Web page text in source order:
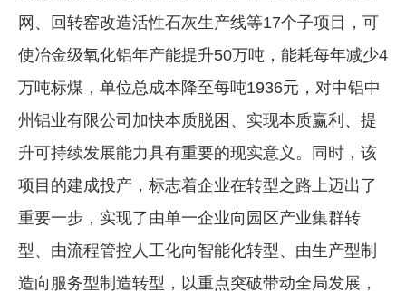
网、回转窑改造活性石灰生产线等17个子项目，可
使冶金级氧化铝年产能提升50万吨，能耗每年减少4
万吨标煤，单位总成本降至每吨1936元，对中铝中
州铝业有限公司加快本质脱困、实现本质赢利、提
升可持续发展能力具有重要的现实意义。同时，该
项目的建成投产，标志着企业在转型之路上迈出了
重要一步，实现了由单一企业向园区产业集群转
型、由流程管控人工化向智能化转型、由生产型制
造向服务型制造转型，以重点突破带动全局发展，